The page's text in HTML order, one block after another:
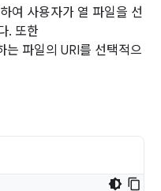
여 사용자가 열 파일을 선
. 또한
파일의 URI를 선택적으